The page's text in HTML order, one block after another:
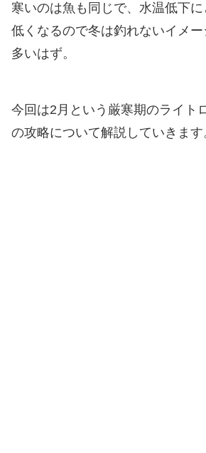
寒いのは魚も同じで、水温低下
低くなるので冬は釣れないイメ
多いはず。
今回は2月という厳寒期のライト
の攻略について解説していきます